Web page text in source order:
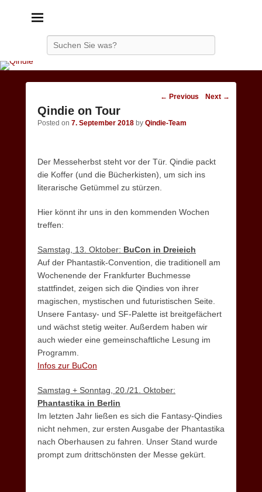
Post
← Previous Next →
Qindie on Tour
Posted on 7. September 2018 by Qindie-Team
Der Messeherbst steht vor der Tür. Qindie packt
die Koffer (und die Bücherkisten), um sich ins
literarische Getümmel zu stürzen.
Hier könnt ihr uns in den kommenden Wochen
treffen:
Samstag, 13. Oktober: BuCon in Dreieich
Auf der Phantastik-Convention, die traditionell am
Wochenende der Frankfurter Buchmesse
stattfindet, zeigen sich die Qindies von ihrer
magischen, mystischen und futuristischen Seite.
Unsere Fantasy- und SF-Palette ist breitgefächert
und wächst stetig weiter. Außerdem haben wir
auch wieder eine gemeinschaftliche Lesung im
Programm.
Infos zur BuCon
Samstag + Sonntag, 20./21. Oktober:
Phantastika in Berlin
Im letzten Jahr ließen es sich die Fantasy-Qindies
nicht nehmen, zur ersten Ausgabe der Phantastika
nach Oberhausen zu fahren. Unser Stand wurde
prompt zum drittschönsten der Messe gekürt.